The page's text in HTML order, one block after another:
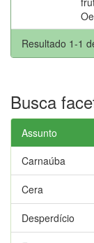
Resultado 1-1
Busca
Assunto
Carnaúba
Cera
Desperdício